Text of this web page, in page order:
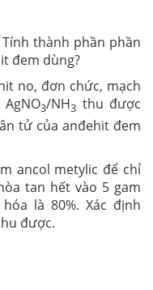
thành phần phần
đem dùng?
no, đơn chức, mạch
3/NH3 thu được
tử của anđehit đem
ancol metylic để chỉ
tan hết vào 5 gam
là 80%. Xác định
được.